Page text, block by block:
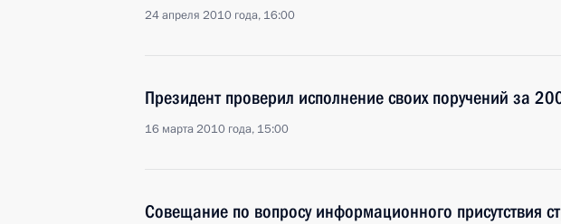
24 апреля 2010 года, 16:00
Президент проверил исполнение своих поручений за
16 марта 2010 года, 15:00
Совещание по вопросу информационного присутствия